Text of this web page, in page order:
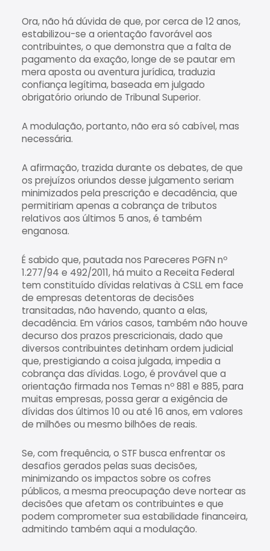
Ora, não há dúvida de que, por cerca de 12 anos,
estabilizou-se a orientação favorável aos
contribuintes, o que demonstra que a falta de
pagamento da exação, longe de se pautar em
mera aposta ou aventura jurídica, traduzia
confiança legítima, baseada em julgado
obrigatório oriundo de Tribunal Superior.
A modulação, portanto, não era só cabível, mas
necessária.
A afirmação, trazida durante os debates, de que
os prejuízos oriundos desse julgamento seriam
minimizados pela prescrição e decadência, que
permitiriam apenas a cobrança de tributos
relativos aos últimos 5 anos, é também
enganosa.
É sabido que, pautada nos Pareceres PGFN nº
1.277/94 e 492/2011, há muito a Receita Federal
tem constituído dívidas relativas à CSLL em face
de empresas detentoras de decisões
transitadas, não havendo, quanto a elas,
decadência. Em vários casos, também não houve
decurso dos prazos prescricionais, dado que
diversos contribuintes detinham ordem judicial
que, prestigiando a coisa julgada, impedia a
cobrança das dívidas. Logo, é provável que a
orientação firmada nos Temas nº 881 e 885, para
muitas empresas, possa gerar a exigência de
dívidas dos últimos 10 ou até 16 anos, em valores
de milhões ou mesmo bilhões de reais.
Se, com frequência, o STF busca enfrentar os
desafios gerados pelas suas decisões,
minimizando os impactos sobre os cofres
públicos, a mesma preocupação deve nortear as
decisões que afetam os contribuintes e que
podem comprometer sua estabilidade financeira,
admitindo também aqui a modulação.